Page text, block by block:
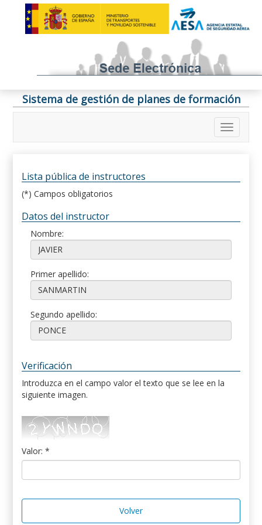
Sistema de gestión de planes de formación
Lista pública de instructores
(*) Campos obligatorios
Datos del instructor
Nombre:
Primer apellido:
Segundo apellido:
Verificación
Introduzca en el campo valor el texto que se lee en la
siguiente imagen.
Valor: *
Volver